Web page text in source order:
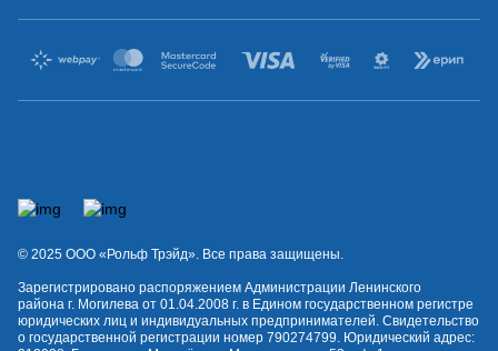
© 2025 OOO «Рольф Трэйд». Все права защищены.
Зарегистрировано распоряжением Администрации Ленинского
района г. Могилева от 01.04.2008 г. в Едином государственном регистре
юридических лиц и индивидуальных предпринимателей. Свидетельство
о государственной регистрации номер 790274799. Юридический адрес: